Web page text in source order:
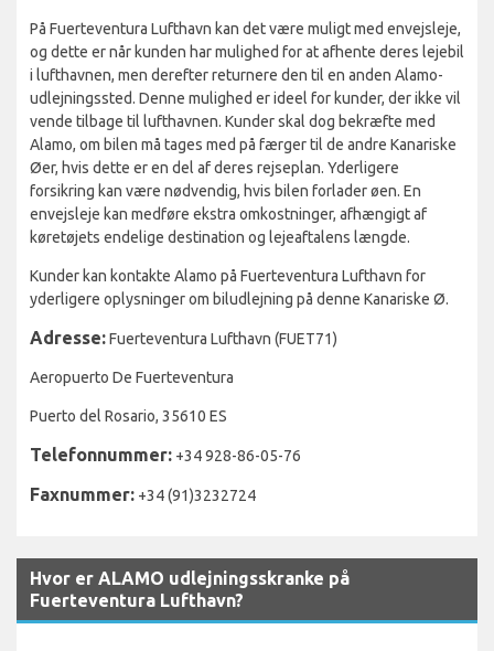
På Fuerteventura Lufthavn kan det være muligt med envejsleje,
og dette er når kunden har mulighed for at afhente deres lejebil
i lufthavnen, men derefter returnere den til en anden Alamo-
udlejningssted. Denne mulighed er ideel for kunder, der ikke vil
vende tilbage til lufthavnen. Kunder skal dog bekræfte med
Alamo, om bilen må tages med på færger til de andre Kanariske
Øer, hvis dette er en del af deres rejseplan. Yderligere
forsikring kan være nødvendig, hvis bilen forlader øen. En
envejsleje kan medføre ekstra omkostninger, afhængigt af
køretøjets endelige destination og lejeaftalens længde.
Kunder kan kontakte Alamo på Fuerteventura Lufthavn for
yderligere oplysninger om biludlejning på denne Kanariske Ø.
Adresse:Fuerteventura Lufthavn (FUET71)
Aeropuerto De Fuerteventura
Puerto del Rosario, 35610 ES
Telefonnummer: +34 928-86-05-76
Faxnummer: +34 (91)3232724
Hvor er ALAMO udlejningsskranke på
Fuerteventura Lufthavn?